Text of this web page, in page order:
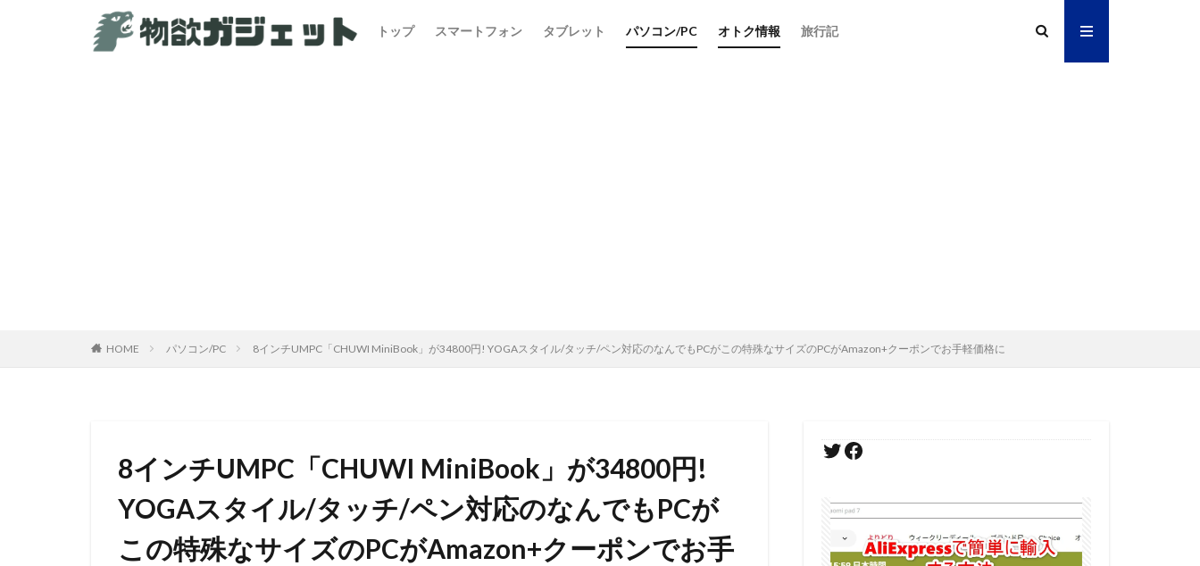
トップ スマートフォン タブレット パソコン/PC オトク情報 旅行記
HOME パソコン/PC 8インチUMPC「CHUWI MiniBook」が34800円! YOGAスタイル/タッチ/ペン対応のなんでもPCがこの特殊なサイズのPCがAmazon+クーポンでお手軽価格に
8インチUMPC「CHUWI MiniBook」が34800円!
YOGAスタイル/タッチ/ペン対応のなんでもPCが
この特殊なサイズのPCがAmazon+クーポンでお手